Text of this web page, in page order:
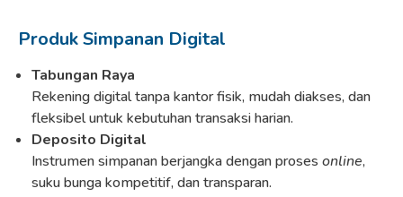
Produk Simpanan Digital
Tabungan Raya
Rekening digital tanpa kantor fisik, mudah diakses, dan
fleksibel untuk kebutuhan transaksi harian.
Deposito Digital
Instrumen simpanan berjangka dengan proses online,
suku bunga kompetitif, dan transparan.